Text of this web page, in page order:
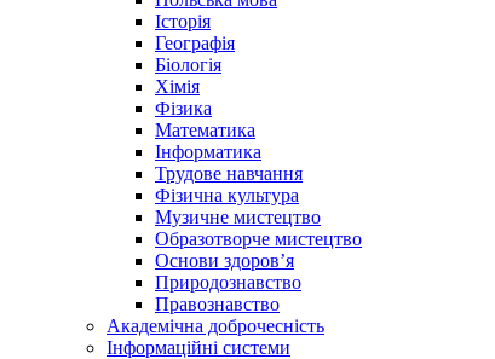
Історія
Географія
Біологія
Хімія
Фізика
Математика
Інформатика
Трудове навчання
Фізична культура
Музичне мистецтво
Образотворче мистецтво
Основи здоров’я
Природознавство
Правознавство
Академічна доброчесність
Інформаційні системи